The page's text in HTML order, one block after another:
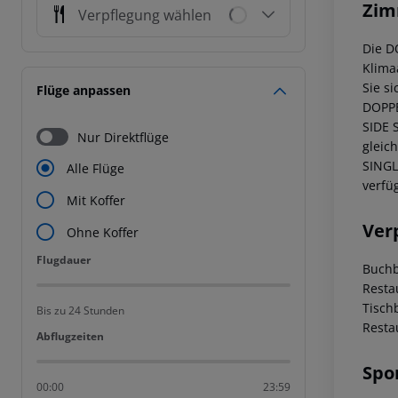
Verpflegung wählen
Flüge anpassen
Nur Direktflüge
Alle Flüge
Mit Koffer
Ohne Koffer
Flugdauer
Flugdauer
Bis zu 24 Stunden
Abflugzeiten
Abflugzeiten
00:00 23:59
Die
Sie
SIDE